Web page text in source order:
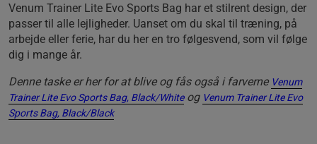
Venum Trainer Lite Evo Sports Bag har et stilrent design, der
passer til alle lejligheder. Uanset om du skal til træning, på
arbejde eller ferie, har du her en tro følgesvend, som vil følge
dig i mange år.
Denne taske er her for at blive og fås også i farverne Venum
Trainer Lite Evo Sports Bag, Black/Whiteog Venum Trainer Lite Evo
Sports Bag, Black/Black